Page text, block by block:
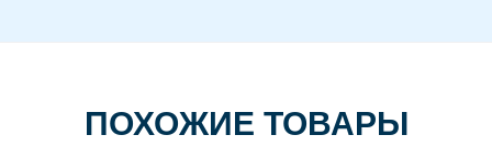
ПОХОЖИЕ ТОВАРЫ